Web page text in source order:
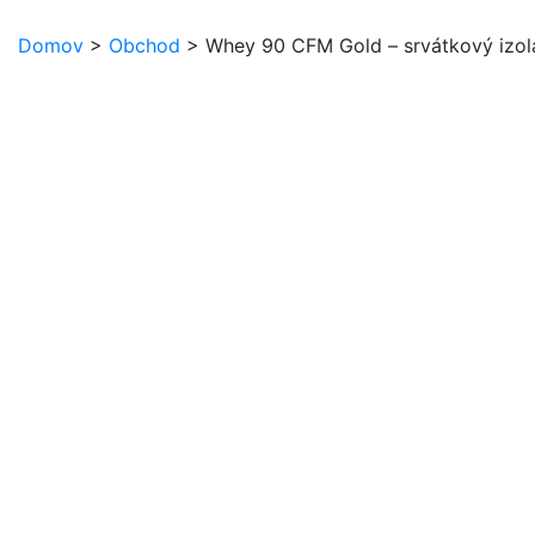
Domov > Obchod > Whey 90 CFM Gold – srvátkový